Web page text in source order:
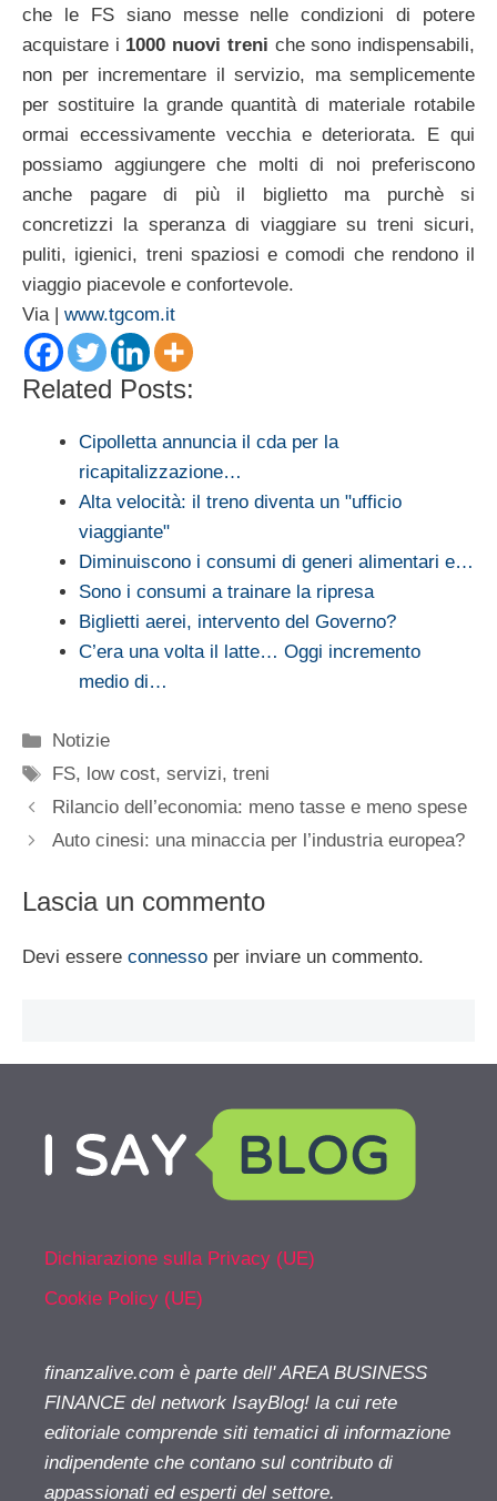
che le FS siano messe nelle condizioni di potere
acquistare i 1000 nuovi treni che sono indispensabili,
non per incrementare il servizio, ma semplicemente
per sostituire la grande quantità di materiale rotabile
ormai eccessivamente vecchia e deteriorata. E qui
possiamo aggiungere che molti di noi preferiscono
anche pagare di più il biglietto ma purchè si
concretizzi la speranza di viaggiare su treni sicuri,
puliti, igienici, treni spaziosi e comodi che rendono il
viaggio piacevole e confortevole.
Via | www.tgcom.it
Related Posts:
Cipolletta annuncia il cda per la
ricapitalizzazione…
Alta velocità: il treno diventa un "ufficio
viaggiante"
Diminuiscono i consumi di generi alimentari e…
Sono i consumi a trainare la ripresa
Biglietti aerei, intervento del Governo?
C’era una volta il latte… Oggi incremento
medio di…
Categorie
Notizie
Tag
FS, low cost,servizi,treni
Rilancio dell’economia: meno tasse e meno spese
Auto cinesi: una minaccia per l’industria europea?
Lascia un commento
Devi essere connesso per inviare un commento.
Dichiarazione sulla Privacy (UE)
Cookie Policy (UE)
finanzalive.com è parte dell' AREA BUSINESS
FINANCE del network IsayBlog! la cui rete
editoriale comprende siti tematici di informazione
indipendente che contano sul contributo di
appassionati ed esperti del settore.